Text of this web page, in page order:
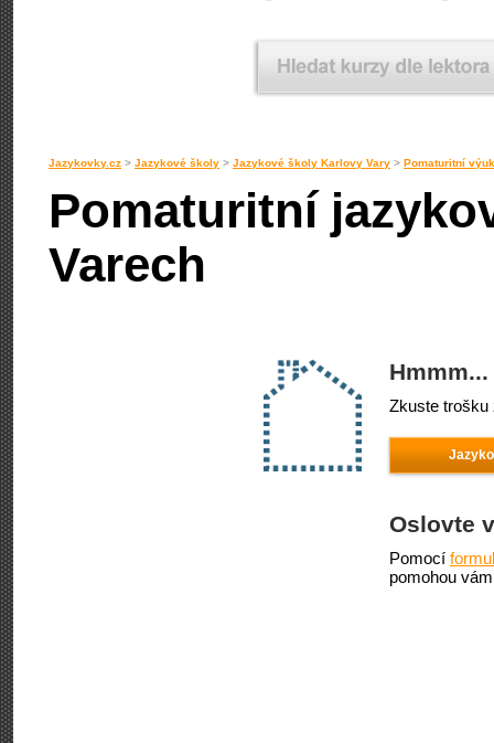
Jazykovky.cz > Jazykové školy > Jazykové školy Karlovy Vary > Pomaturitní
Pomaturitní
Varech
Zkuste trošku
Oslovte
Pomocí
pomohou